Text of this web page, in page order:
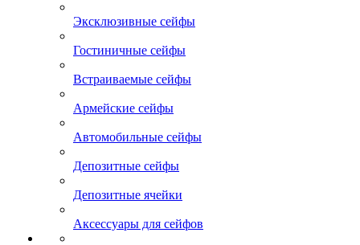
Эксклюзивные сейфы
Гостиничные сейфы
Встраиваемые сейфы
Армейские сейфы
Автомобильные сейфы
Депозитные сейфы
Депозитные ячейки
Аксессуары для сейфов